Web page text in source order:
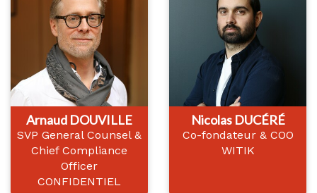
Arnaud DOUVILLE
SVP General Counsel &
Chief Compliance
Officer
CONFIDENTIEL
Nicolas DUCÉRÉ
Co-fondateur & COO
WITIK